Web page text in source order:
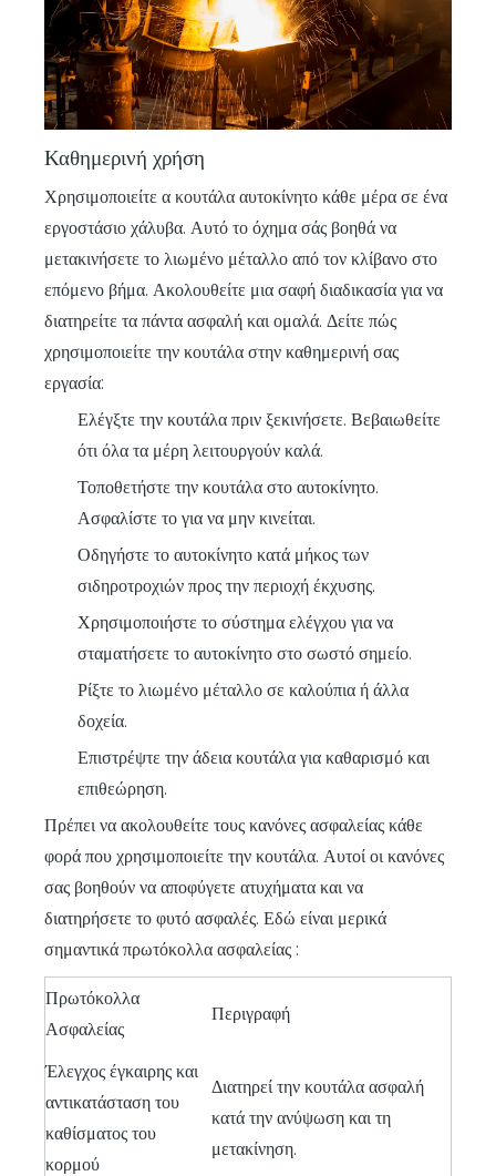
Καθημερινή χρήση
Χρησιμοποιείτε α κουτάλα αυτοκίνητο κάθε μέρα σε ένα
εργοστάσιο χάλυβα. Αυτό το όχημα σάς βοηθά να
μετακινήσετε το λιωμένο μέταλλο από τον κλίβανο στο
επόμενο βήμα. Ακολουθείτε μια σαφή διαδικασία για να
διατηρείτε τα πάντα ασφαλή και ομαλά. Δείτε πώς
χρησιμοποιείτε την κουτάλα στην καθημερινή σας
εργασία:
Ελέγξτε την κουτάλα πριν ξεκινήσετε. Βεβαιωθείτε
ότι όλα τα μέρη λειτουργούν καλά.
Τοποθετήστε την κουτάλα στο αυτοκίνητο.
Ασφαλίστε το για να μην κινείται.
Οδηγήστε το αυτοκίνητο κατά μήκος των
σιδηροτροχιών προς την περιοχή έκχυσης.
Χρησιμοποιήστε το σύστημα ελέγχου για να
σταματήσετε το αυτοκίνητο στο σωστό σημείο.
Ρίξτε το λιωμένο μέταλλο σε καλούπια ή άλλα
δοχεία.
Επιστρέψτε την άδεια κουτάλα για καθαρισμό και
επιθεώρηση.
Πρέπει να ακολουθείτε τους κανόνες ασφαλείας κάθε
φορά που χρησιμοποιείτε την κουτάλα. Αυτοί οι κανόνες
σας βοηθούν να αποφύγετε ατυχήματα και να
διατηρήσετε το φυτό ασφαλές. Εδώ είναι μερικά
σημαντικά πρωτόκολλα ασφαλείας :
Πρωτόκολλα
Ασφαλείας
Περιγραφή
Έλεγχος έγκαιρης και
αντικατάσταση του
καθίσματος του
κορμού
Διατηρεί την κουτάλα ασφαλή
κατά την ανύψωση και τη
μετακίνηση.